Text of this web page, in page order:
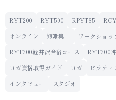
RYT200 RYT500 RPYT85
オンライン
短期集中 ワークショッ
RYT200軽井沢合宿コース
RYT200
ヨガ資格取得ガイド
ヨガ ピラティ
インタビュー
スタジオ